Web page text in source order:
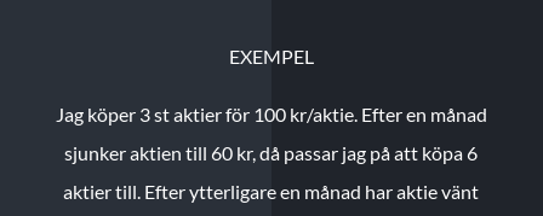
EXEMPEL
Jag köper 3 st aktier för 100 kr/aktie. Efter en månad
sjunker aktien till 60 kr, då passar jag på att köpa 6
aktier till. Efter ytterligare en månad har aktie vänt